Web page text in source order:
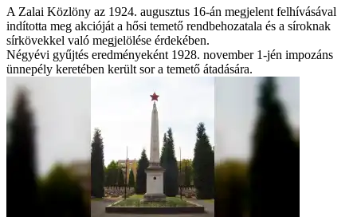
A Zalai Közlöny az 1924. augusztus 16-án megjelent felhívásával
indította meg akcióját a hősi temető rendbehozatala és a síroknak
sírkövekkel való megjelölése érdekében.
Négyévi gyűjtés eredményeként 1928. november 1-jén impozáns
ünnepély keretében került sor a temető átadására.